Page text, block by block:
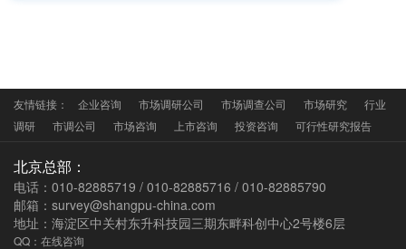
友情链接： 企业咨询 市场调研公司 市场调查公司 市场研究
行业
调研
市调公司 市场咨询 上市咨询 投资咨询 可行性研究报告
北京总部：
电话：010-82885719 / 010-82885716 / 010-82885790
邮箱：survey@shangpu-china.com
地址：海淀区中关村东升科技园三期东畔科创中心2号楼6层
QQ：在线咨询